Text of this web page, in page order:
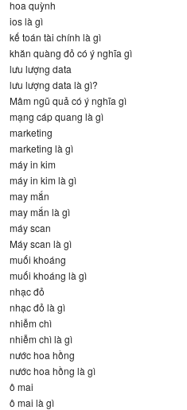
hoa quỳnh
ios là gì
kế toán tài chính là gì
khăn quàng đỏ có ý nghĩa gì
lưu lượng data
lưu lượng data là gì?
Mâm ngũ quả có ý nghĩa gì
mạng cáp quang là gì
marketing
marketing là gì
máy in kim
máy in kim là gì
may mắn
may mắn là gì
máy scan
Máy scan là gì
muối khoáng
muối khoáng là gì
nhạc đỏ
nhạc đỏ là gì
nhiễm chì
nhiễm chì là gì
nước hoa hồng
nước hoa hồng là gì
ô mai
ô mai là gì